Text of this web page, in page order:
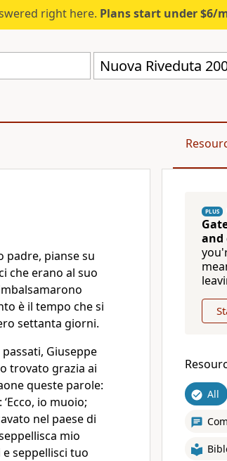
right here. Plans start under $6/
Nuova Riveduta
padre, pianse su
che erano al suo
è il tempo che si
settanta giorni.
Giuseppe
trovato grazia ai
queste parole:
io muoio;
nel paese di
mio
seppellisci tuo
PLUS
and
All